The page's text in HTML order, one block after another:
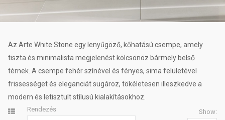
Az Arte White Stone egy lenyűgöző, kőhatású csempe, amely
tiszta és minimalista megjelenést kölcsönöz bármely belső
térnek. A csempe fehér színével és fényes, sima felületével
frissességet és eleganciát sugároz, tökéletesen illeszkedve a
modern és letisztult stílusú kialakításokhoz.
Rendezés
Show: